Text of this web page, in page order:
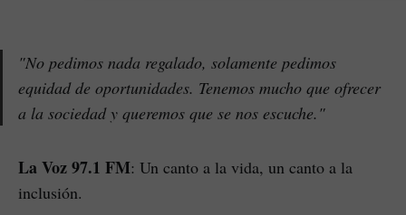
"No pedimos nada regalado, solamente pedimos
equidad de oportunidades. Tenemos mucho que ofrecer
a la sociedad y queremos que se nos escuche."
La Voz 97.1 FM: Un canto a la vida, un canto a la
inclusión.